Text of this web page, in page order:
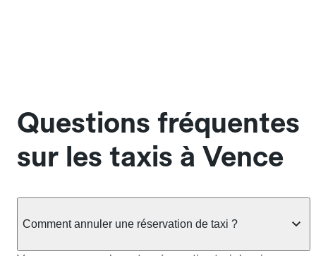
Questions fréquentes
sur les taxis à Vence
Comment annuler une réservation de taxi ?